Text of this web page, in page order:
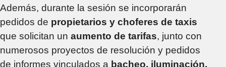
Además, durante la sesión se incorporarán
pedidos de propietarios y choferes de taxis
que solicitan un aumento de tarifas, junto con
numerosos proyectos de resolución y pedidos
de informes vinculados a bacheo, iluminación,